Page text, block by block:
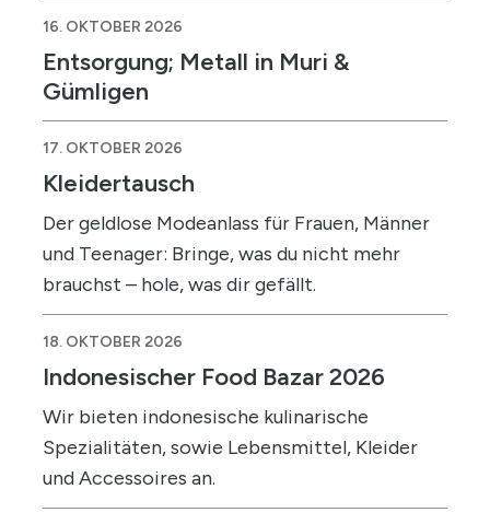
Entsorgung; Metall in Muri &
Gümligen
16. OKTOBER 2026
Kleidertausch
17. OKTOBER 2026
Der geldlose Modeanlass für Frauen, Männer
und Teenager: Bringe, was du nicht mehr
brauchst – hole, was dir gefällt.
Indonesischer Food Bazar 2026
18. OKTOBER 2026
Wir bieten indonesische kulinarische
Spezialitäten, sowie Lebensmittel, Kleider
und Accessoires an.